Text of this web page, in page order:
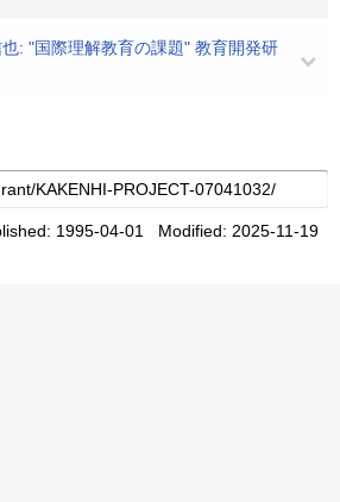
: "国際理解教育の課題" 教育開発研
1995-04-01 Modified: 2025-11-19